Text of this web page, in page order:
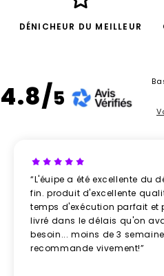
DÉNICHEUR DU MEILLEUR
4.8/5
“L'éuipe a été excellente du
fin. produit d'excellente
temps d'exécution parfait et
livré dans le délais qu'on
besoin... moins de 3
recommande vivement!”